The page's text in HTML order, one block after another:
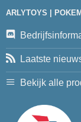
ARLYTOYS |
Laatste
Bekijk alle